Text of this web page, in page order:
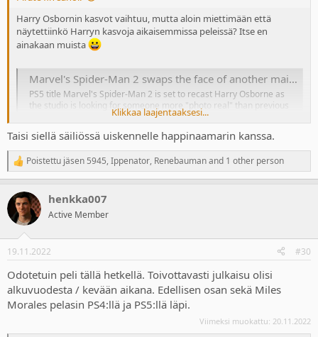
Harry Osbornin kasvot vaihtuu, mutta aloin miettimään että
näytettiinkö Harryn kasvoja aikaisemmissa peleissä? Itse en
ainakaan muista
Marvel's Spider-Man 2 swaps the face of another main character
PS5 title Marvel's Spider-Man 2 is set to recast Harry Osborne as
the studio is looking for someone more "photo real" than previous
voice actor Scott Porter. This is now the second main character to
www.truetrophies.com
Klikkaa laajentaaksesi...
Taisi siellä säiliössä uiskennelle happinaamarin kanssa.
R
e
c
t
i
s
Poistettu jäsen 5945, Ippenator, Renebaumanand 1 other person
henkka007
Active Member
19.11.2022 #30
Odotetuin peli tällä hetkellä. Toivottavasti julkaisu olisi
alkuvuodesta / kevään aikana. Edellisen osan sekä Miles
Morales pelasin PS4:llä ja PS5:llä läpi.
Viimeksi muokattu: 20.11.2022